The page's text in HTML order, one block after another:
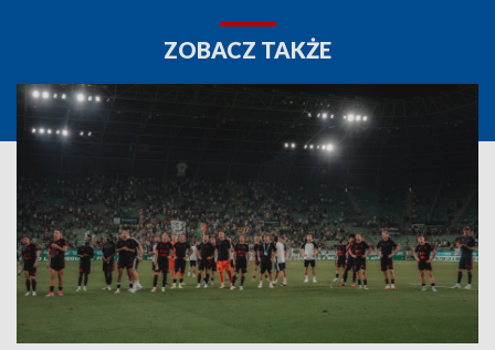
ZOBACZ TAKŻE